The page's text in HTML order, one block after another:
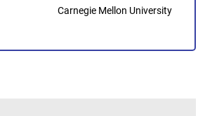
Carnegie Mellon University